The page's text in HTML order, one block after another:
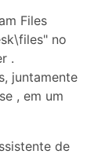
Files
no
.
juntamente
, em um
de